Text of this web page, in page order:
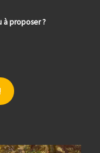
à proposer ?